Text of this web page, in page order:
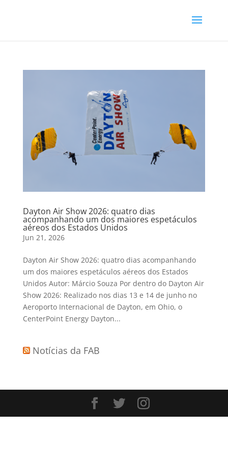
Dayton Air Show 2026: quatro dias
acompanhando um dos maiores espetáculos
aéreos dos Estados Unidos
Jun 21, 2026
Dayton Air Show 2026: quatro dias acompanhando
um dos maiores espetáculos aéreos dos Estados
Unidos Autor: Márcio Souza Por dentro do Dayton Air
Show 2026: Realizado nos dias 13 e 14 de junho no
Aeroporto Internacional de Dayton, em Ohio, o
CenterPoint Energy Dayton...
Notícias da FAB